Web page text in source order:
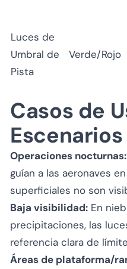
Luces de
Umbral de
Pista
Verde/Rojo
Casos de
Escenarios
Operaciones nocturnas:
guían a las aeronaves
superficiales no son
Baja visibilidad: En
precipitaciones, las
referencia clara de
Áreas de plataforma/